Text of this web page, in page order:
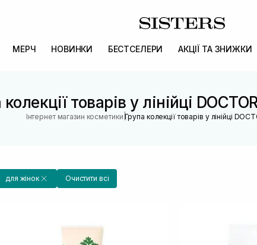
МЕРЧ НОВИНКИ БЕСТСЕЛЕРИ АКЦІЇ ТА ЗНИЖКИ
товарів у лінійці
Інтернет магазин косметики |Група колекції товарів у лінійці
для жінок Очистити всі